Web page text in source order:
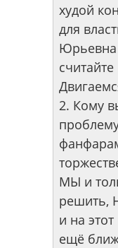
худой
для
Юрьевна
2. Кому
МЫ и
решить,
и на
ещё